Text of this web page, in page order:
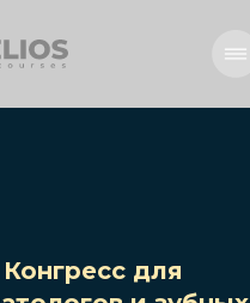
Конгресс для